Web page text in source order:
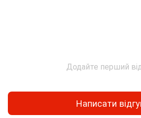
Додайте перший
Написати